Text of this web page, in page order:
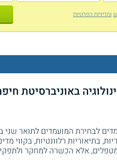
ומדיניות הפרטיות
באוניברסיטת
לבחירת המועמדים לתואר שני
בתיאוריות רלוונטיות, בקווי
אלא הכשרה למחקר ולתפקידי